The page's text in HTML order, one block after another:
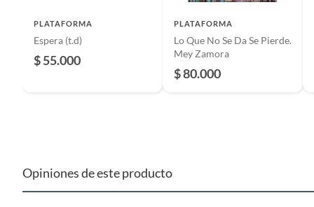
Detalle de la garantía 30 Dias
Tipo de libro
PLATAFORMA
Espera (t.d)
$ 55.000
PLATAFORMA
Lo Que No Se Da Se Pierde.
Mey Zamora
$ 80.000
Opiniones de este producto